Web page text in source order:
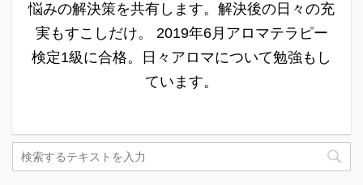
悩みの解決策を共有します。解決後の日々の充
実もすこしだけ。 2019年6月アロマテラピー
検定1級に合格。日々アロマについて勉強もし
ています。